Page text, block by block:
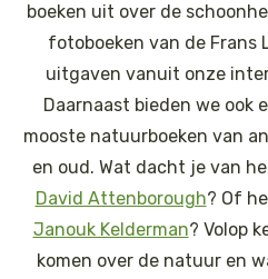
boeken uit over de
fotoboeken van de Frans
uitgaven vanuit onze
Daarnaast bieden we ook
mooste natuurboeken van
en oud. Wat dacht je van
David Attenborough? Of
Janouk Kelderman? Volop
komen over de natuur en